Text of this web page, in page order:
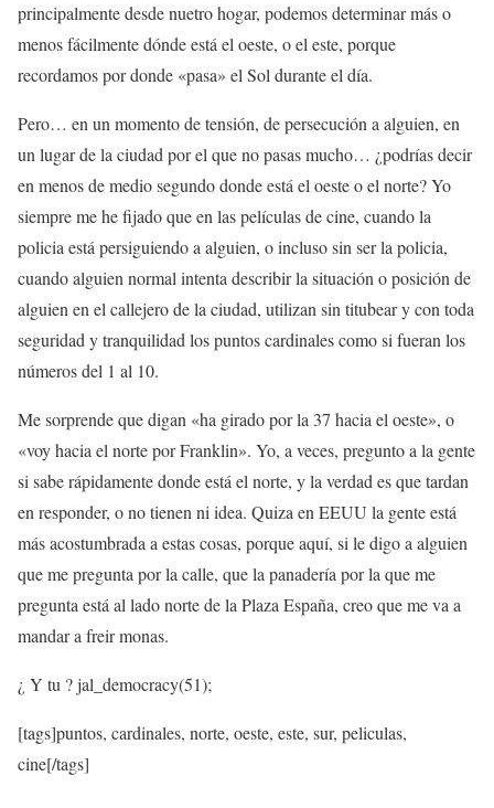
principalmente desde nuetro hogar, podemos determinar más o
menos fácilmente dónde está el oeste, o el este, porque
recordamos por donde «pasa» el Sol durante el día.
Pero… en un momento de tensión, de persecución a alguien, en
un lugar de la ciudad por el que no pasas mucho… ¿podrías decir
en menos de medio segundo donde está el oeste o el norte? Yo
siempre me he fijado que en las películas de cine, cuando la
policia está persiguiendo a alguien, o incluso sin ser la policia,
cuando alguien normal intenta describir la situación o posición de
alguien en el callejero de la ciudad, utilizan sin titubear y con toda
seguridad y tranquilidad los puntos cardinales como si fueran los
números del 1 al 10.
Me sorprende que digan «ha girado por la 37 hacia el oeste», o
«voy hacia el norte por Franklin». Yo, a veces, pregunto a la gente
si sabe rápidamente donde está el norte, y la verdad es que tardan
en responder, o no tienen ni idea. Quiza en EEUU la gente está
más acostumbrada a estas cosas, porque aquí, si le digo a alguien
que me pregunta por la calle, que la panadería por la que me
pregunta está al lado norte de la Plaza España, creo que me va a
mandar a freir monas.
¿ Y tu ? jal_democracy(51);
[tags]puntos, cardinales, norte, oeste, este, sur, peliculas,
cine[/tags]